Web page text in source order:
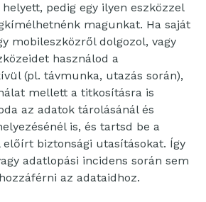
pedig egy ilyen eszközzel
magunkat. Ha saját
mobileszközről dolgozol, vagy
használod a
(pl. távmunka, utazás során),
mellett a titkosításra is
az adatok tárolásánál és
is, és tartsd be a
biztonsági utasításokat. Így
adatlopási incidens során sem
az adataidhoz.